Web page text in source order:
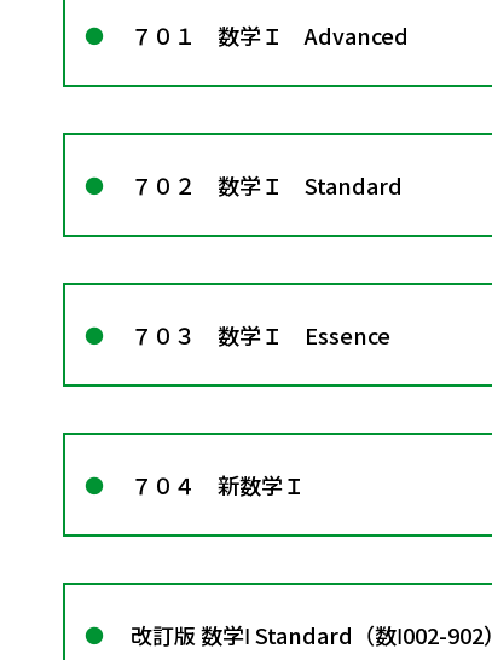
７０１ 数学Ｉ Advanced
７０２ 数学Ｉ Standard
７０３ 数学Ｉ Essence
７０４ 新数学Ｉ
改訂版 数学Ⅰ Standard（数Ⅰ002-902）